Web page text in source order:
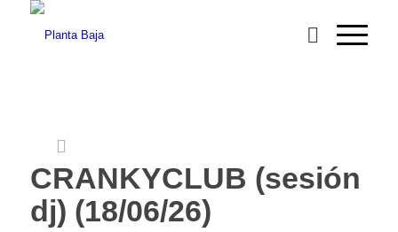
CRANKYCLUB (sesión
dj) (18/06/26)